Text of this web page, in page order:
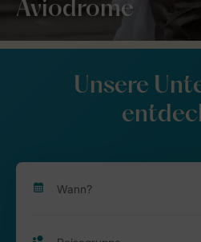
Aviodrome
Unsere